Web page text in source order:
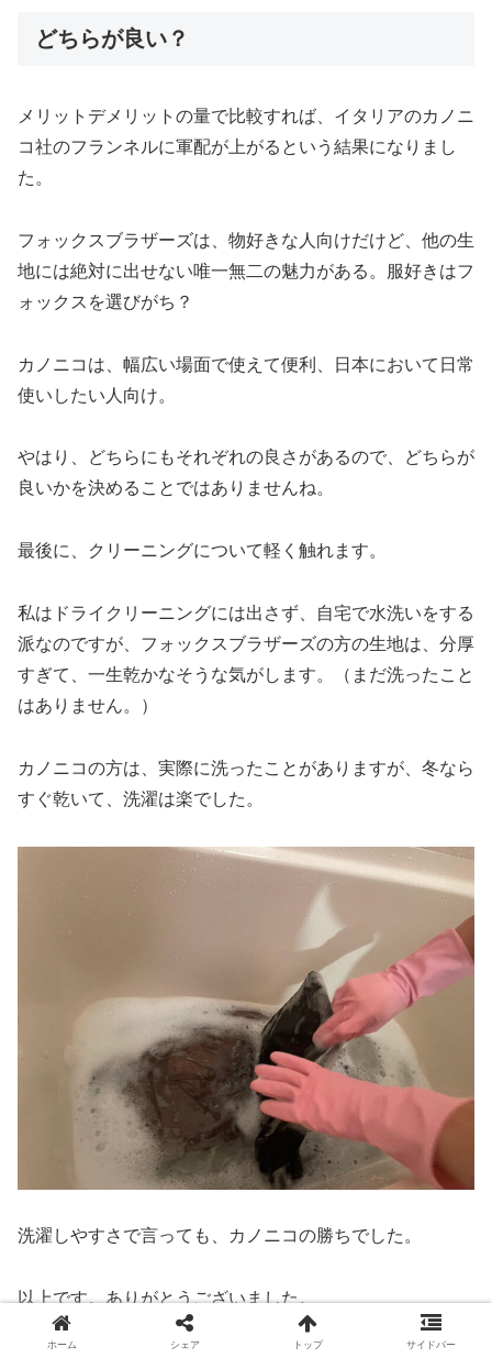
どちらが良い？
メリットデメリットの量で比較すれば、イタリアのカノニ
コ社のフランネルに軍配が上がるという結果になりまし
た。
フォックスブラザーズは、物好きな人向けだけど、他の生
地には絶対に出せない唯一無二の魅力がある。服好きはフ
ォックスを選びがち？
カノニコは、幅広い場面で使えて便利、日本において日常
使いしたい人向け。
やはり、どちらにもそれぞれの良さがあるので、どちらが
良いかを決めることではありませんね。
最後に、クリーニングについて軽く触れます。
私はドライクリーニングには出さず、自宅で水洗いをする
派なのですが、フォックスブラザーズの方の生地は、分厚
すぎて、一生乾かなそうな気がします。（まだ洗ったこと
はありません。）
カノニコの方は、実際に洗ったことがありますが、冬なら
すぐ乾いて、洗濯は楽でした。
洗濯しやすさで言っても、カノニコの勝ちでした。
以上です。ありがとうございました。
ホーム シェア トップ サイドバー